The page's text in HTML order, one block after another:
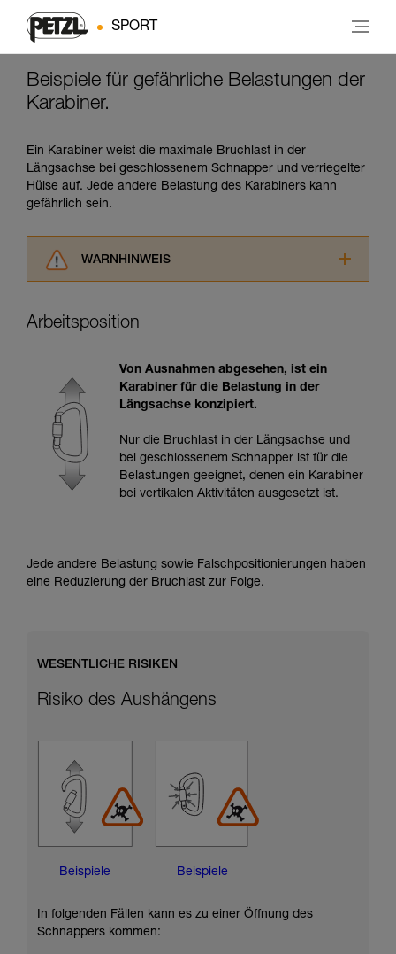
SPORT
Beispiele für gefährliche Belastungen der
Karabiner.
Ein Karabiner weist die maximale Bruchlast in der
Längsachse bei geschlossenem Schnapper und verriegelter
Hülse auf. Jede andere Belastung des Karabiners kann
gefährlich sein.
WARNHINWEIS
aufmerksam durch, bevor Sie diesen zu Rate
verstehen zu können, müssen Sie zuerst die in
der Gebrauchsanweisung enthaltenen
Informationen richtig verstanden haben.
Die Beherrschung dieser Techniken setzt eine
entsprechende Ausbildung und ein spezielles
Training voraus. Prüfen Sie zusammen mit
einem Profi, ob Sie in der Lage sind, den
Vorgang alleine sicher zu wiederholen, bevor
noch andere Techniken, die hier nicht
beschrieben werden.
Arbeitsposition
Von Ausnahmen abgesehen, ist ein
Karabiner für die Belastung in der
Längsachse konzipiert.
Nur die Bruchlast in der Längsachse und
bei geschlossenem Schnapper ist für die
Belastungen geeignet, denen ein Karabiner
bei vertikalen Aktivitäten ausgesetzt ist.
Jede andere Belastung sowie Falschpositionierungen haben
eine Reduzierung der Bruchlast zur Folge.
WESENTLICHE RISIKEN
Risiko des Aushängens
Beispiele Beispiele
In folgenden Fällen kann es zu einer Öffnung des
Schnappers kommen: